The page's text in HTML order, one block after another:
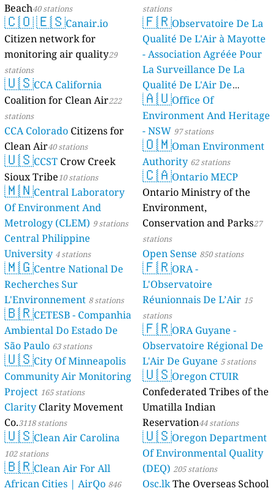
Beach40 stations
🇨🇴🇪🇸Canair.io
Citizen network for
monitoring air quality29
stations
🇺🇸CCA California
Coalition for Clean Air222
stations
CCA Colorado Citizens for
Clean Air40 stations
🇺🇸CCST Crow Creek
Sioux Tribe10 stations
🇲🇳Central Laboratory
Of Environment And
Metrology (CLEM) 9 stations
Central Philippine
University 4 stations
🇲🇬Centre National De
Recherches Sur
L'Environnement 8 stations
🇧🇷CETESB - Companhia
Ambiental Do Estado De
São Paulo 63 stations
🇺🇸City Of Minneapolis
Community Air Monitoring
Project 165 stations
Clarity Clarity Movement
Co.3118 stations
🇺🇸Clean Air Carolina
102 stations
🇧🇷Clean Air For All
African Cities | AirQo 846
stations
🇫🇷Observatoire De La
Qualité De L'Air à Mayotte
- Association Agréée Pour
La Surveillance De La
Qualité De L'Air De
Mayotte 4 stations
🇦🇺Office Of
Environment And Heritage
- NSW 97 stations
🇴🇲Oman Environment
Authority 62 stations
🇨🇦Ontario MECP
Ontario Ministry of the
Environment,
Conservation and Parks27
stations
Open Sense 850 stations
🇫🇷ORA -
L'Observatoire
Réunionnais De L’Air 15
stations
🇫🇷ORA Guyane -
Observatoire Régional De
L'Air De Guyane 5 stations
🇺🇸Oregon CTUIR
Confederated Tribes of the
Umatilla Indian
Reservation44 stations
🇺🇸Oregon Department
Of Environmental Quality
(DEQ) 205 stations
Osc.lkThe Overseas School